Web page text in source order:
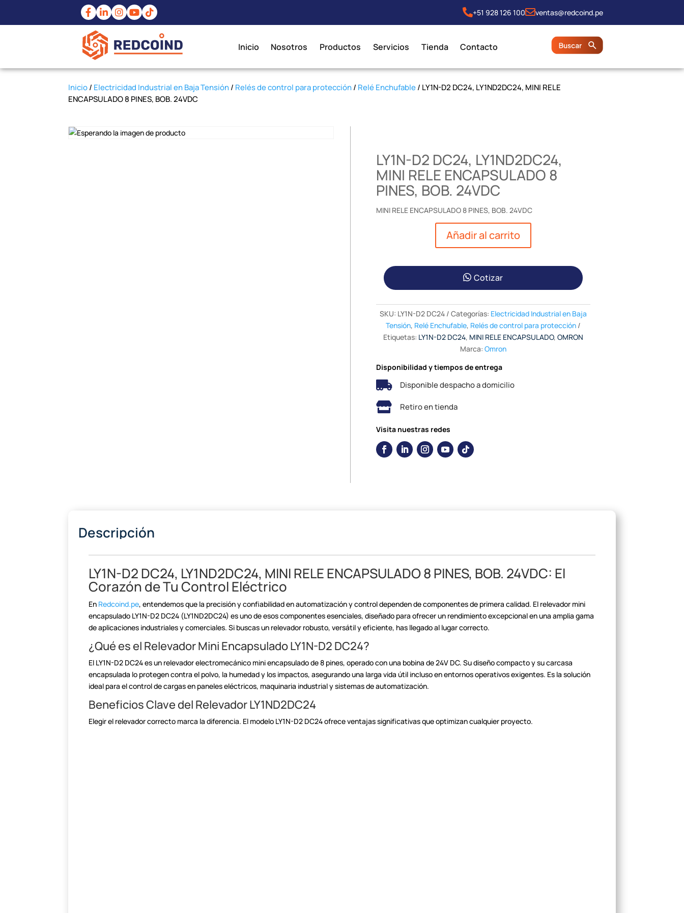
+51 928 126 100 ventas@redcoind.pe
Inicio Nosotros Productos Servicios Tienda Contacto
Inicio/ Electricidad Industrial en Baja Tensión/ Relés de control para protección/ Relé Enchufable/ LY1N-D2 DC24, LY1ND2DC24, MINI RELE
ENCAPSULADO 8 PINES, BOB. 24VDC
LY1N-D2 DC24, LY1ND2DC24,
MINI RELE ENCAPSULADO 8
PINES, BOB. 24VDC
MINI RELE ENCAPSULADO 8 PINES, BOB. 24VDC
Añadir al carrito
Cotizar
SKU: LY1N-D2 DC24 Categorías: Electricidad Industrial en Baja
Tensión, Relé Enchufable, Relés de control para protección
Etiquetas: LY1N-D2 DC24, MINI RELE ENCAPSULADO, OMRON
Marca: Omron
Disponibilidad y tiempos de entrega
 Disponible despacho a domicilio
 Retiro en tienda
Visita nuestras redes
Descripción
LY1N-D2 DC24, LY1ND2DC24, MINIRELE ENCAPSULADO 8 PINES, BOB. 24VDC: El
Corazón de Tu ControlEléctrico
En Redcoind.pe, entendemos que la precisión y confiabilidad en automatización y control dependen de componentesde primera calidad. El relevador mini
encapsulado LY1N-D2 DC24 (LY1ND2DC24) es uno de esos componentes esenciales, diseñado para ofrecer un rendimientoexcepcional en una amplia gama
de aplicaciones industriales y comerciales. Si buscas un relevador robusto, versátil y eficiente, has llegado al lugarcorrecto.
¿Qué es el Relevador Mini Encapsulado LY1N-D2 DC24?
El LY1N-D2 DC24 es un relevador electromecánico mini encapsuladode 8 pines, operado con una bobina de 24V DC. Su diseño compacto y su carcasa
encapsulada lo protegen contra el polvo, la humedad y los impactos, asegurando una larga vida útil incluso en entornos operativos exigentes. Es la solución
ideal para el control de cargas en paneles eléctricos, maquinaria industrial y sistemas de automatización.
Beneficios Clave del Relevador LY1ND2DC24
Elegir el relevador correcto marca la diferencia. El modelo LY1N-D2 DC24 ofrece ventajas significativas que optimizan cualquier proyecto.